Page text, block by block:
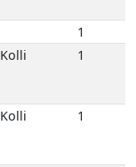
1
Kolli 1
Kolli 1